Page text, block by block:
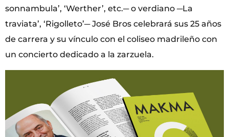
sonnambula’, ‘Werther’, etc.─ o verdiano ─La
traviata’, ‘Rigolleto’─ José Bros celebrará sus 25 años
de carrera y su vínculo con el coliseo madrileño con
un concierto dedicado a la zarzuela.